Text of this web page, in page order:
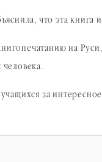
что эта книга
на
за